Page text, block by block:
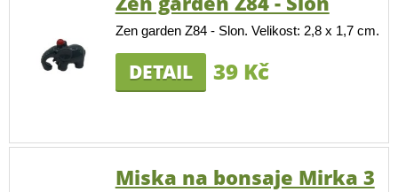
Zen garden Z84 - Slon. Velikost: 2,8 x 1,7 cm.
DETAIL 39 Kč
Miska na bonsaje Mirka 3